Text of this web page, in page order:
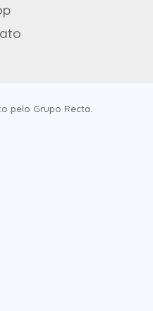
pelo Grupo Recta.